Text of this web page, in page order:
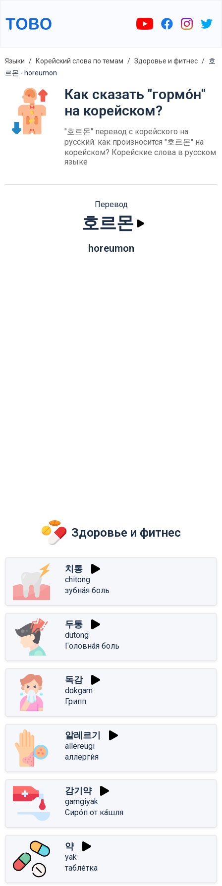
Языки Корейский слова по темам Здоровье и фитнес
호
르몬 - horeumon
Как сказать "гормо́н"
на корейском?
"호르몬" перевод с корейского на
русский. как произносится "호르몬" на
корейском? Корейские слова в русском
языке
Перевод
호르몬
horeumon
Здоровье и фитнес
치통
chitong
зубна́я боль
두통
dutong
Головна́я боль
독감
dokgam
Грипп
알레르기
allereugi
аллерги́я
감기약
gamgiyak
Сиро́п от ка́шля
약
yak
табле́тка